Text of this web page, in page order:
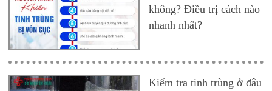
không? Điều trị cách nào
nhanh nhất?
Kiểm tra tinh trùng ở đâu